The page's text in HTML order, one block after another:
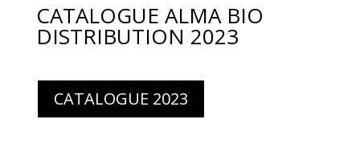
CATALOGUE ALMA BIO
DISTRIBUTION 2023
CATALOGUE 2023